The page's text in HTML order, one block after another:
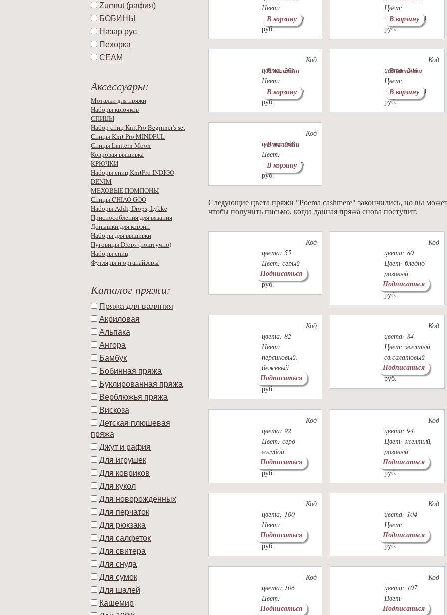
Zumrut (рафия)
БОБИНЫ
Назар рус
Пехорка
СЕАМ
Аксессуары:
Моталки для пряжи
Наборы крючков
СПИЦЫ
Набор спиц KnitPro Beginner's set
Спицы Knit Pro MINDFUL
Спицы Lantern Moon
Ковровая вышивка
КРЮЧКИ
Наборы спиц KnitPro INDIGO
DENIM
МЕХОВЫЕ ПОМПОНЫ
Спицы CHIAO GOO
Наборы Addi, Drops, Lykke
Приспособления для вязания
Донышки для корзин
Наборы для вышивки
Пуговицы Drops (поштучно)
Наборы спиц
Футляры и органайзеры
Каталог пряжи:
Пряжа для валяния
Акриловая
Альпака
Ангора
Бамбук
Бобинная пряжа
Буклированная пряжа
Верблюжья пряжа
Вискоза
Детская плюшевая
пряжа
Джут и рафия
Для игрушек
Для ковриков
Для кукол
Для новорожденных
Для перчаток
Для рюкзака
Для салфеток
Для свитера
Для снуда
Для сумок
Для шалей
Кашемир
Цвет:
1600руб.1700
руб.
В корзину
Цвет:
1600руб.1700
руб.
В корзину
Код
цвета: 205
Цвет:
1600руб.1700
руб.
В наличии
В корзину
Код
цвета: 206
Цвет:
1600руб.1700
руб.
В наличии
В корзину
Код
цвета: 208
Цвет:
1600руб.1700
руб.
В наличии
В корзину
Следующие цвета пряжи "Poema cashmere" закончились, но вы
чтобы получить письмо, когда данная пряжа снова поступит.
Код
цвета: 55
Цвет: серый
1600руб.1700
руб.
Подписаться
Код
цвета: 80
Цвет: бледно-
розовый
1600руб.1700
руб.
Подписаться
Код
цвета: 82
Цвет:
персиковый,
бежевый
1600руб.1700
руб.
Подписаться
Код
цвета: 84
Цвет: желтый,
св.салатовый
1600руб.1700
руб.
Подписаться
Код
цвета: 92
Цвет: серо-
голубой
1600руб.1700
руб.
Подписаться
Код
цвета: 94
Цвет: желтый,
розовый
1600руб.1700
руб.
Подписаться
Код
цвета: 100
Цвет:
1600руб.1700
руб.
Подписаться
Код
цвета: 104
Цвет:
1600руб.1700
руб.
Подписаться
Код
цвета: 106
Цвет:
1600руб.1700
Подписаться
Код
цвета: 107
Цвет:
1600руб.1700
Подписаться